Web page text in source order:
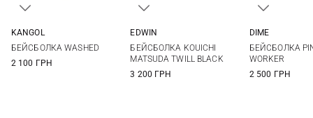
KANGOL
БЕЙСБОЛКА WASHED
2 100 ГРН
EDWIN
БЕЙСБОЛКА KOUICHI
MATSUDA TWILL BLACK
3 200 ГРН
DIME
БЕЙСБОЛКА
WORKER
2 500 ГРН